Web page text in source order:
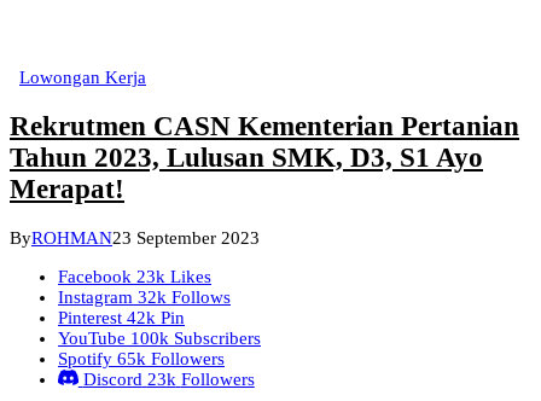
Lowongan Kerja
Rekrutmen CASN Kementerian Pertanian
Tahun 2023, Lulusan SMK, D3, S1 Ayo
Merapat!
ByROHMAN23 September 2023
Facebook 23k Likes
Instagram 32k Follows
Pinterest 42k Pin
YouTube 100k Subscribers
Spotify 65k Followers
Discord 23k Followers